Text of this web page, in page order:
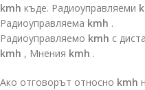
kmh къде. Радиоуправляеми
Радиоуправляема kmh .
Радиоуправляемо kmh с
kmh , Мнения kmh .
Ако отговорът относно kmh